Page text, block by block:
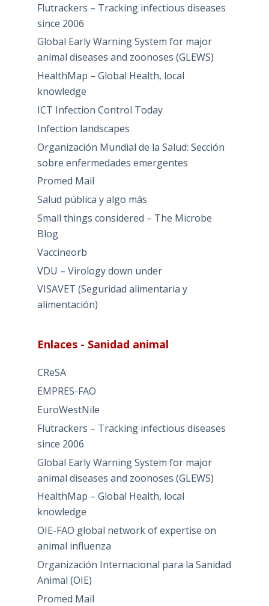
Flutrackers – Tracking infectious diseases
since 2006
Global Early Warning System for major
animal diseases and zoonoses (GLEWS)
HealthMap – Global Health, local
knowledge
ICT Infection Control Today
Infection landscapes
Organización Mundial de la Salud: Sección
sobre enfermedades emergentes
Promed Mail
Salud pública y algo más
Small things considered – The Microbe
Blog
Vaccineorb
VDU – Virology down under
VISAVET (Seguridad alimentaria y
alimentación)
Enlaces - Sanidad animal
CReSA
EMPRES-FAO
EuroWestNile
Flutrackers – Tracking infectious diseases
since 2006
Global Early Warning System for major
animal diseases and zoonoses (GLEWS)
HealthMap – Global Health, local
knowledge
OIE-FAO global network of expertise on
animal influenza
Organización Internacional para la Sanidad
Animal (OIE)
Promed Mail